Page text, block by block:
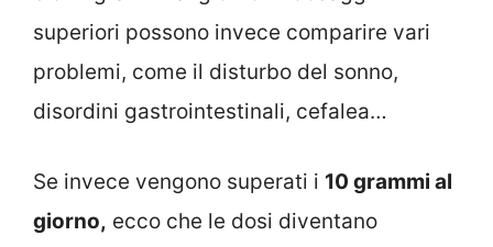
superiori possono invece comparire vari
problemi, come il disturbo del sonno,
disordini gastrointestinali, cefalea…
Se invece vengono superati i 10 grammi al
giorno, ecco che le dosi diventano